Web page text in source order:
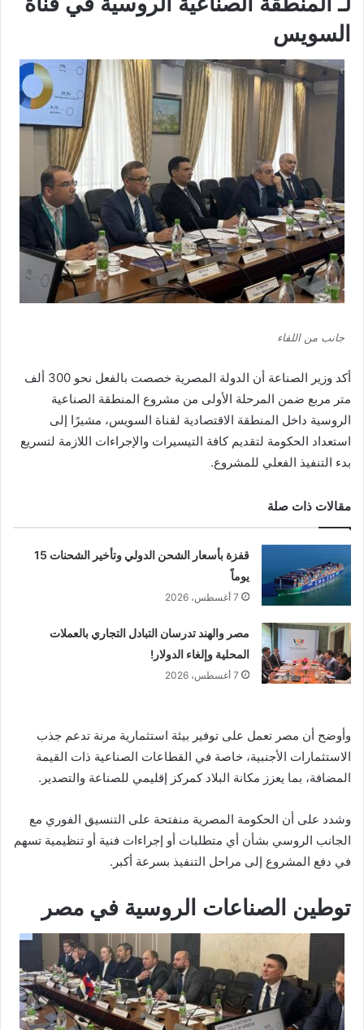
السويس
جانب من اللقاء
أكد وزير الصناعة أن الدولة المصرية خصصت بالفعل نحو 300 ألف
متر مربع ضمن المرحلة الأولى من مشروع المنطقة الصناعية
الروسية داخل المنطقة الاقتصادية لقناة السويس، مشيرًا إلى
استعداد الحكومة لتقديم كافة التيسيرات والإجراءات اللازمة لتسريع
بدء التنفيذ الفعلي للمشروع.
مقالات ذات صلة
قفزة بأسعار الشحن الدولي وتأخير الشحنات 15
يوماً
7 أغسطس، 2026
مصر والهند تدرسان التبادل التجاري بالعملات
المحلية وإلغاء الدولار!
7 أغسطس، 2026
وأوضح أن مصر تعمل على توفير بيئة استثمارية مرنة تدعم جذب
الاستثمارات الأجنبية، خاصة في القطاعات الصناعية ذات القيمة
المضافة، بما يعزز مكانة البلاد كمركز إقليمي للصناعة والتصدير.
وشدد على أن الحكومة المصرية منفتحة على التنسيق الفوري مع
الجانب الروسي بشأن أي متطلبات أو إجراءات فنية أو تنظيمية تسهم
في دفع المشروع إلى مراحل التنفيذ بسرعة أكبر.
توطين الصناعات الروسية في مصر